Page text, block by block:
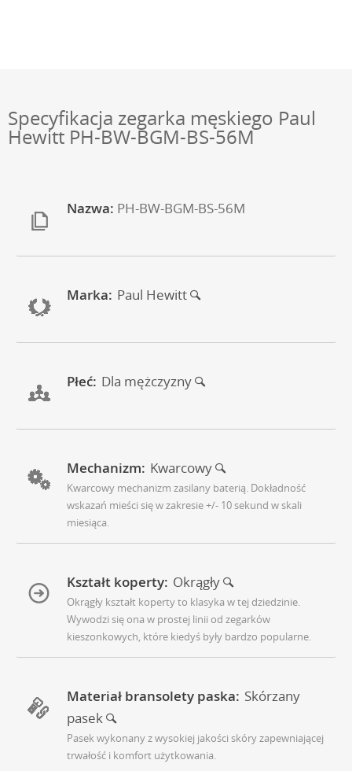
Specyfikacja zegarka męskiego Paul
Hewitt PH-BW-BGM-BS-56M
Nazwa: PH-BW-BGM-BS-56M
Marka: Paul Hewitt
Płeć: Dla mężczyzny
Mechanizm: Kwarcowy
Kwarcowy mechanizm zasilany baterią. Dokładność
wskazań mieści się w zakresie +/- 10 sekund w skali
miesiąca.
Kształt koperty: Okrągły
Okrągły kształt koperty to klasyka w tej dziedzinie.
Wywodzi się ona w prostej linii od zegarków
kieszonkowych, które kiedyś były bardzo popularne.
Materiał bransolety paska: Skórzany
pasek
Pasek wykonany z wysokiej jakości skóry zapewniającej
trwałość i komfort użytkowania.